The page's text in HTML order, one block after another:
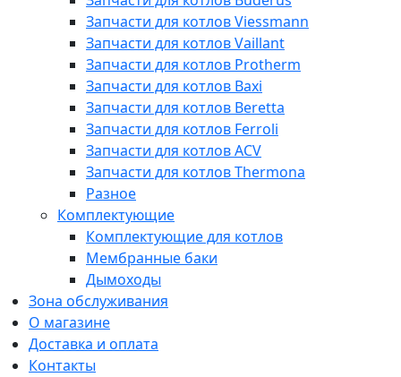
Запчасти для котлов Viessmann
Запчасти для котлов Vaillant
Запчасти для котлов Protherm
Запчасти для котлов Baxi
Запчасти для котлов Beretta
Запчасти для котлов Ferroli
Запчасти для котлов ACV
Запчасти для котлов Thermona
Разное
Комплектующие
Комплектующие для котлов
Мембранные баки
Дымоходы
Зона обслуживания
О магазине
Доставка и оплата
Контакты